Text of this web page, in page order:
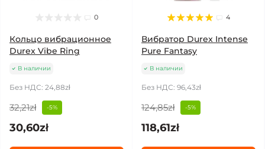
0
Кольцо вибрационное
Durex Vibe Ring
В наличии
Без НДС: 24,88zł
32,21zł -5%
30,60zł
4
Вибратор Durex Intense
Pure Fantasy
В наличии
Без НДС: 96,43zł
124,85zł -5%
118,61zł